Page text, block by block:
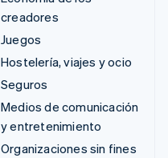
creadores
Juegos
Hostelería, viajes y ocio
Seguros
Medios de comunicación
y entretenimiento
Organizaciones sin fines